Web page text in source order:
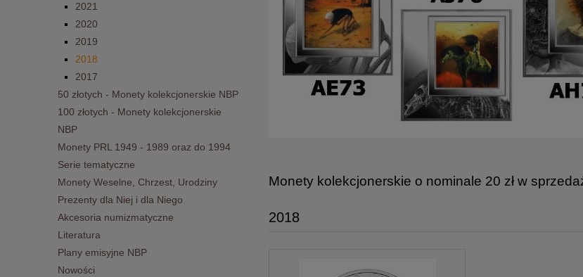
2021
2020
2019
2018
2017
50 złotych - Monety kolekcjonerskie NBP
100 złotych - Monety kolekcjonerskie
NBP
Monety PRL 1949 - 1989 oraz do 1994
Serie tematyczne
Monety Weselne, Chrzest, Urodziny
Prezenty dla Niej i dla Niego
Akcesoria numizmatyczne
Literatura
Plany emisyjne NBP
Nowości
Monety kolekcjonerskie o nominale 20 zł w
2018